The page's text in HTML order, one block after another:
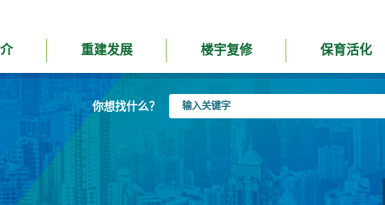
重建发展 楼宇复修 保育活化
你想找什么？
入